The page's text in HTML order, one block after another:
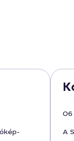
06
A